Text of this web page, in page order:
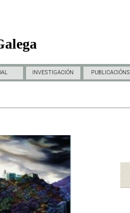
INVESTIGACIÓN PUBLICACIÓNS